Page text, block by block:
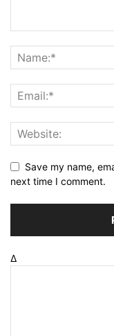
Save my name,
next time I comment.
Δ